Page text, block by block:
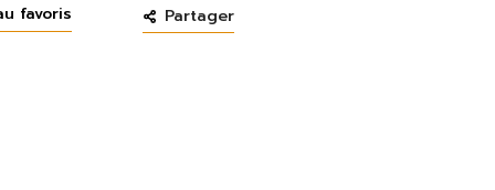
favoris Partager